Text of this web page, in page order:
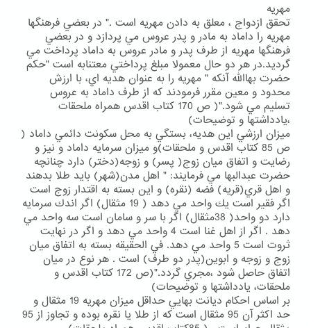
مهريه
تحقق ازدواج ، معلق به دادن مهريه است ." در بعضي فرهنگها
مهريه را داماد به مادر و پدر عروس مي پردازد و در بعضي
فرهنگها مهريه از طرف پدر و مادر عروس به داماد پرداخت مي
گرديد.در هر دو حال معمولا مبلغ پرداختي معتنابه است "حكم
حضرت بهاالله آنكه " مهريه را به عنوان هديه اي، با ارزش
محدود و معين مقرر فرمودند كه از طرف داماد به عروس
تسليم مي شود."( ص 170 كتاب اقدس همراه ملحقات
،يادداشتها و توضيحات)
ميزان ارزشي اين هديه، بستگي به محل سكونت دائمي داماد (
ص 85 كتاب اقدس و ملحقات)و ميزان سرمايه داماد و نيز و
رضايت و اتفاق ميان زوج( پسر) و زوجه(دختر) دارد چنانچه
حضرت عبدالبها مي فرمايند: " اهل مدن(شهر) بايد طلا بدهند
و اهل قري(قريه) فضه (نقره) و اين بسته به اقتدار زوج است
اگر فقير است يك واحد مي دهد ( 19 مثقال) اگر اندك سرمايه
دارد دو واحد( 38مثقال) اگر با سر و سامان است سه واحد مي
دهد . اگر از اهل غنا است 4 واحد مي دهد و اگر در نهايت
ثروت است 5 واحد مي دهد. في الحقيقه بسته به اتفاق ميان
زوج و زوجه و ابوين(پدر دو طرف) است . هر نوع در ميان
اتفاق حاصل شود ،مجري گردد."(ص 172 كتاب اقدس و
ملحقات، يادداشتها و توضيحات)
بر اساس احكام ديانت بهايي حداقل ميزان مهريه 19 مثقال و
حد اكثر آن 95 مثقال است كه از طلا يا نقره بوده و تجاوز از 95